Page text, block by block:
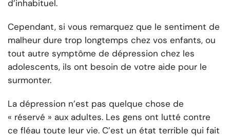
d’inhabituel.
Cependant, si vous remarquez que le sentiment de
malheur dure trop longtemps chez vos enfants, ou
tout autre symptôme de dépression chez les
adolescents, ils ont besoin de votre aide pour le
surmonter.
La dépression n’est pas quelque chose de
« réservé » aux adultes. Les gens ont lutté contre
ce fléau toute leur vie. C’est un état terrible qui fait